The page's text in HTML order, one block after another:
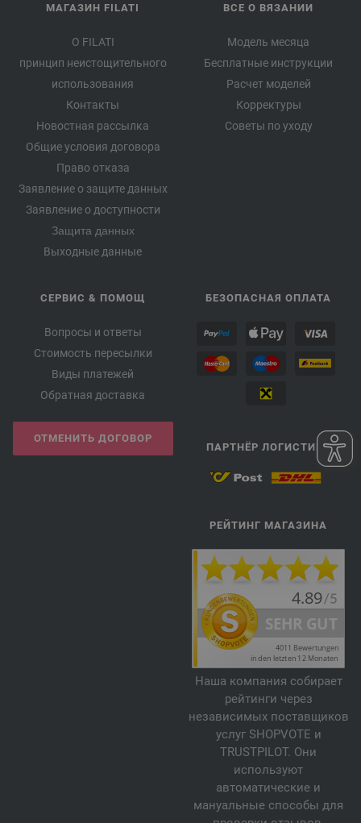
МАГАЗИН FILATI
О FILATI
принцип неистощительного
использования
Контакты
Новостная рассылка
Общие условия договора
Право отказа
Заявление о защите данных
Заявление о доступности
Защита данных
Выходные данные
ВСЕ О ВЯЗАНИИ
Модель месяца
Бесплатные инструкции
Расчет моделей
Корректуры
Советы по уходу
СЕРВИС & ПОМОЩ
Вопросы и ответы
Стоимость пересылки
Виды платежей
Обратная доставка
ОТМЕНИТЬ ДОГОВОР
БЕЗОПАСНАЯ ОПЛАТА
ПАРТНЁР ЛОГИСТИКИ
РЕЙТИНГ МАГАЗИНА
Наша компания собирает
рейтинги через
независимых поставщиков
услуг SHOPVOTE и
TRUSTPILOT. Они
используют
автоматические и
мануальные способы для